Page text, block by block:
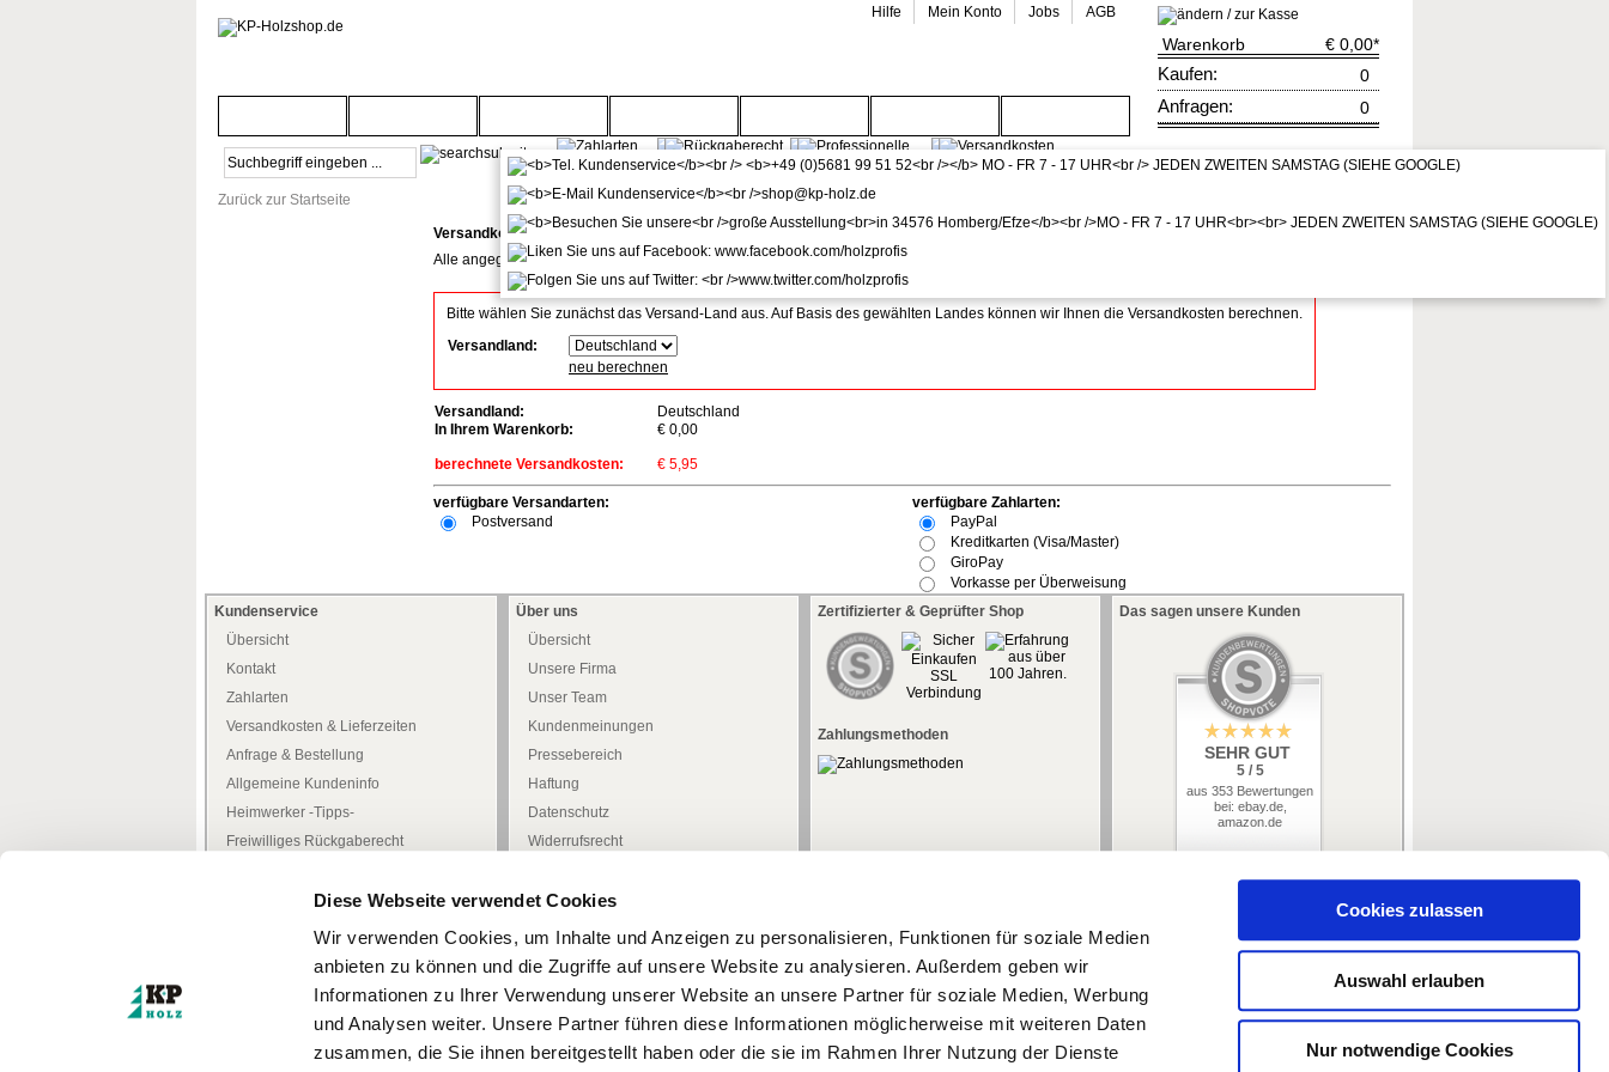
Diese Webseite verwendet Cookies
Wir verwenden Cookies, um Inhalte und Anzeigen zu personalisieren, Funktionen für soziale Medien
anbieten zu können und die Zugriffe auf unsere Website zu analysieren. Außerdem geben wir
Informationen zu Ihrer Verwendung unserer Website an unsere Partner für soziale Medien, Werbung
und Analysen weiter. Unsere Partner führen diese Informationen möglicherweise mit weiteren Daten
zusammen, die Sie ihnen bereitgestellt haben oder die sie im Rahmen Ihrer Nutzung der Dienste
Cookies zulassen
Auswahl erlauben
Nur notwendige Cookies
Hilfe Mein Konto Jobs AGB
Warenkorb € 0,00*
Kaufen: 0
Anfragen: 0
zur Kasse
Zurück zur Startseite
Versandkosten-Info
Alle angegebenen Preise verstehen sich inkl. MwSt.
Bitte wählen Sie zunächst das Versand-Land aus. Auf Basis des gewählten Landes können wir Ihnen die Versandkosten berechnen.
Versandland:
neu berechnen
Versandland:
Deutschland
In Ihrem Warenkorb:
€ 0,00
berechnete Versandkosten: € 5,95
verfügbare Versandarten:
Postversand
verfügbare Zahlarten:
PayPal
Kreditkarten (Visa/Master)
GiroPay
Vorkasse per Überweisung
Kundenservice
Übersicht
Kontakt
Zahlarten
Versandkosten & Lieferzeiten
Anfrage & Bestellung
Allgemeine Kundeninfo
Heimwerker -Tipps-
Freiwilliges Rückgaberecht
Zertifizierungen
Türenkonfigurator
Über uns
Übersicht
Unsere Firma
Unser Team
Kundenmeinungen
Pressebereich
Haftung
Datenschutz
Widerrufsrecht
AGB
Impressum
Zertifizierter & Geprüfter Shop
Zahlungsmethoden
Das sagen unsere Kunden
SEHR GUT
5 / 5
aus 353 Bewertungen
bei: ebay.de,
amazon.de
* Alle Preise inkl. MwSt.zzgl. Versandkosten